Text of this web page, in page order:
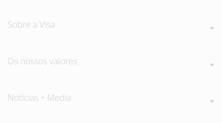
Sobre a Visa
Os nossos valores
Notícias + Media